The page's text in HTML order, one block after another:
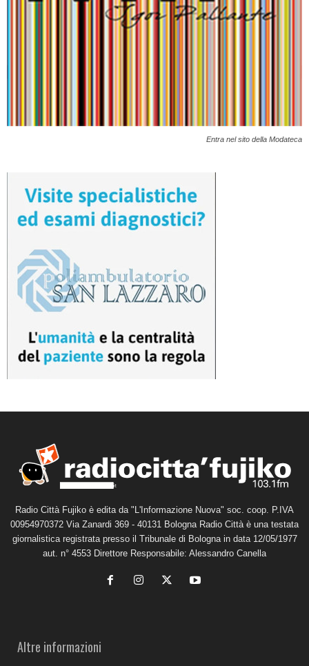
Entra nel sito della Modateca
Radio Città Fujiko è edita da "L'Informazione Nuova" soc. coop. P.IVA
00954970372 Via Zanardi 369 - 40131 Bologna Radio Città è una testata
giornalistica registrata presso il Tribunale di Bologna in data 12/05/1977
aut. n° 4553 Direttore Responsabile: Alessandro Canella
Altre informazioni